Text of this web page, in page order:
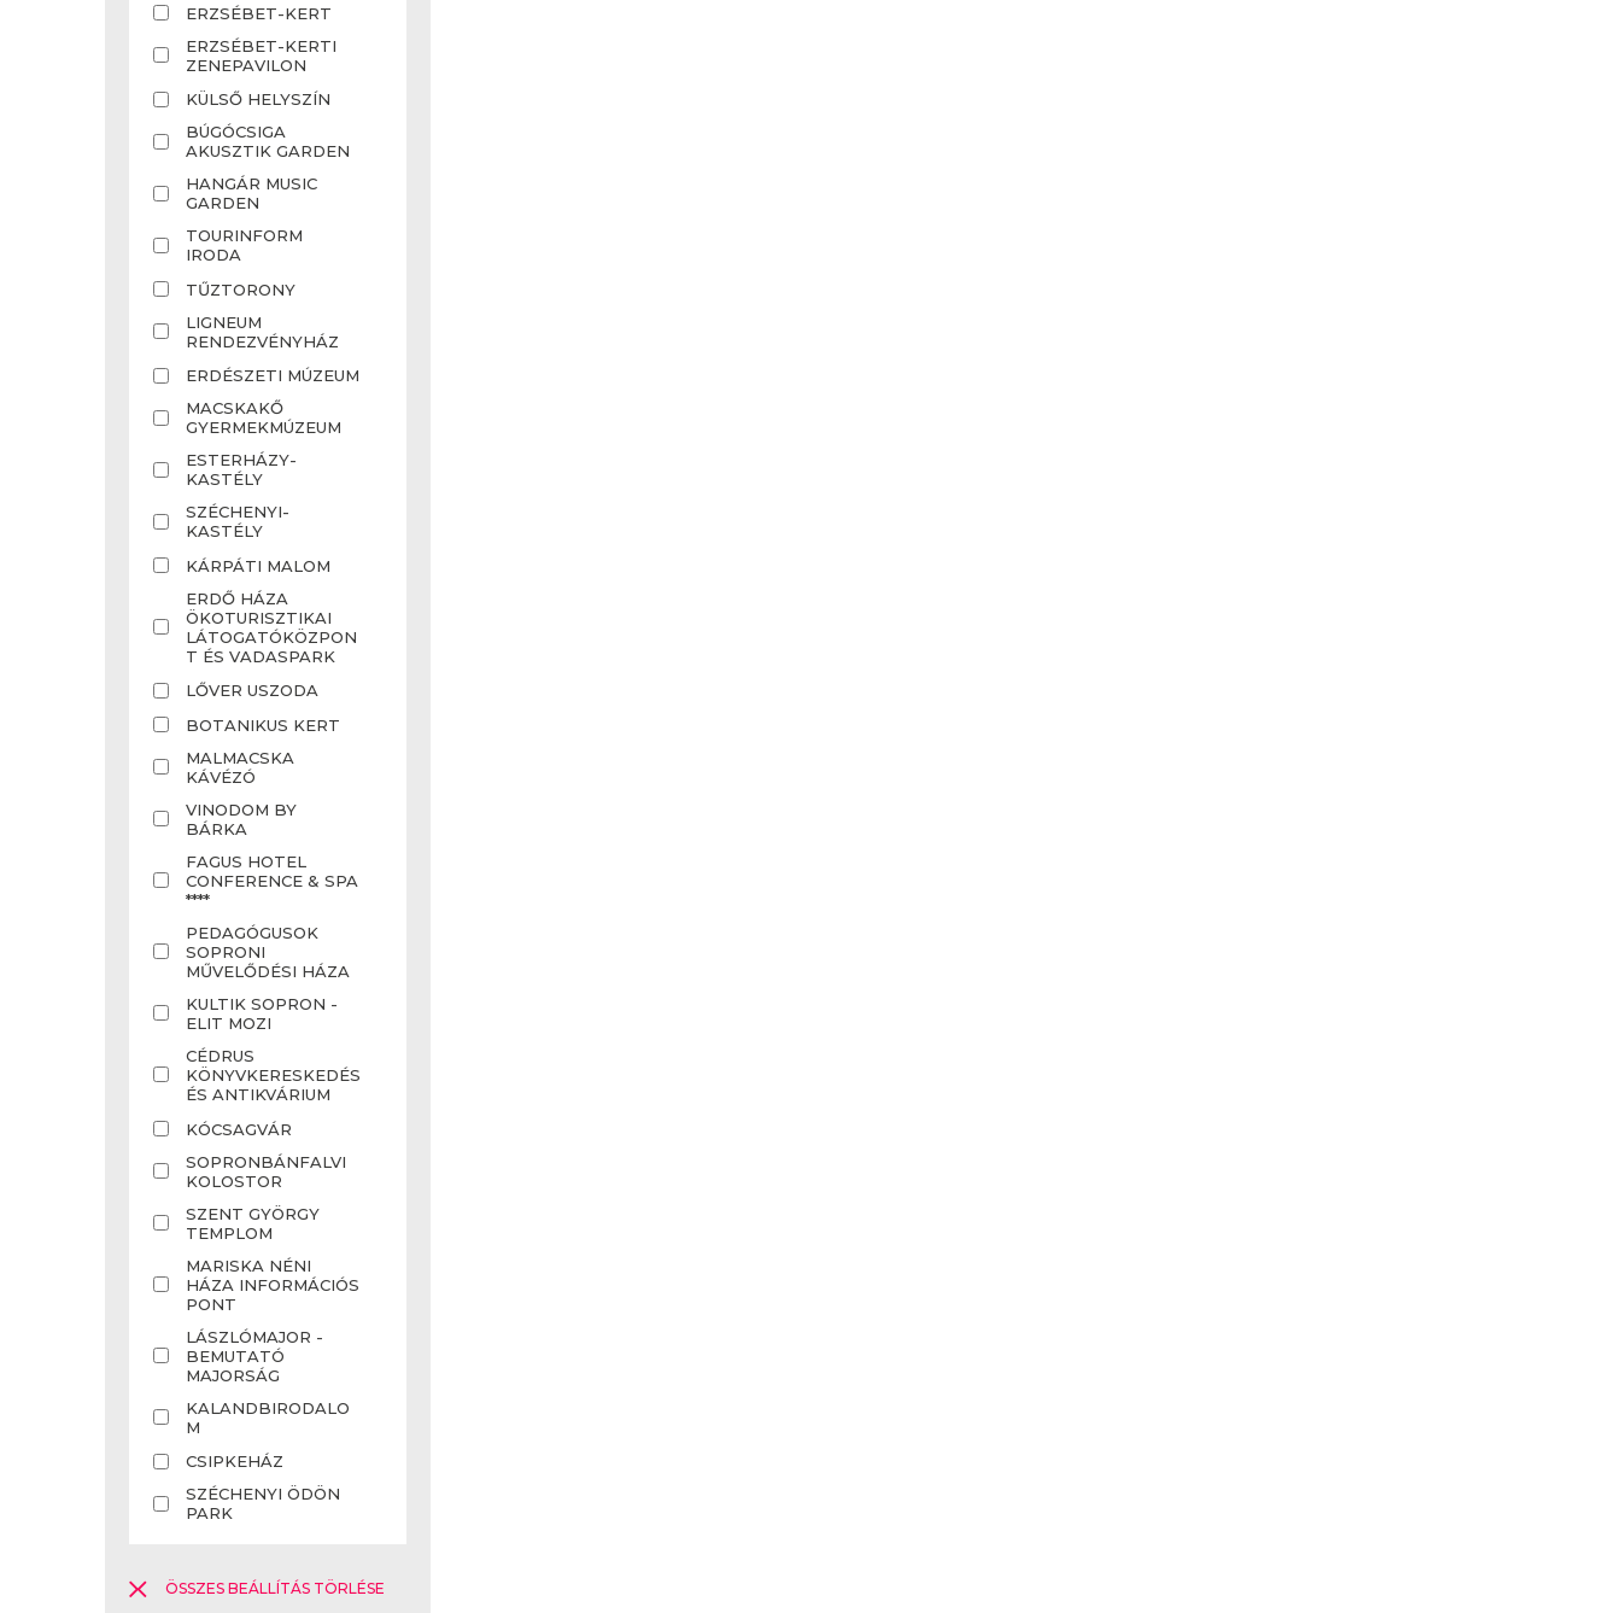
ERZSÉBET-KERT
ERZSÉBET-KERTI
ZENEPAVILON
KÜLSŐ HELYSZÍN
BÚGÓCSIGA
AKUSZTIK GARDEN
HANGÁR MUSIC
GARDEN
TOURINFORM
IRODA
TŰZTORONY
LIGNEUM
RENDEZVÉNYHÁZ
ERDÉSZETI MÚZEUM
MACSKAKŐ
GYERMEKMÚZEUM
ESTERHÁZY-
KASTÉLY
SZÉCHENYI-
KASTÉLY
KÁRPÁTI MALOM
ERDŐ HÁZA
ÖKOTURISZTIKAI
LÁTOGATÓKÖZPON
T ÉS VADASPARK
LŐVER USZODA
BOTANIKUS KERT
MALMACSKA
KÁVÉZÓ
VINODOM BY
BÁRKA
FAGUS HOTEL
CONFERENCE & SPA
****
PEDAGÓGUSOK
SOPRONI
MŰVELŐDÉSI HÁZA
KULTIK SOPRON -
ELIT MOZI
CÉDRUS
KÖNYVKERESKEDÉS
ÉS ANTIKVÁRIUM
KÓCSAGVÁR
SOPRONBÁNFALVI
KOLOSTOR
SZENT GYÖRGY
TEMPLOM
MARISKA NÉNI
HÁZA INFORMÁCIÓS
PONT
LÁSZLÓMAJOR -
BEMUTATÓ
MAJORSÁG
KALANDBIRODALO
M
CSIPKEHÁZ
SZÉCHENYI ÖDÖN
PARK
ÖSSZES BEÁLLÍTÁS TÖRLÉSE